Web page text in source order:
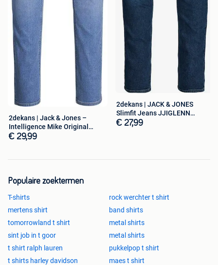
2dekans | Jack & Jones –
Intelligence Mike Original
Jeans –
€ 29,99
2dekans | JACK & JONES
Slimfit Jeans JJIGLENN
JJEVAN Blauw
€ 27,99
Populaire zoektermen
T-shirts
rock werchter t shirt
mertens shirt
band shirts
tomorrowland t shirt
metal shirts
sint job in t goor
metal shirts
t shirt ralph lauren
pukkelpop t shirt
t shirts harley davidson
maes t shirt